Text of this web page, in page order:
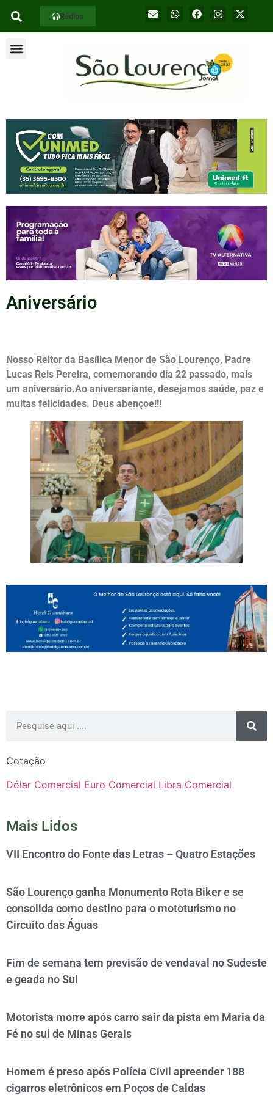
Rádios
Aniversário
Nosso Reitor da Basílica Menor de São Lourenço, Padre
Lucas Reis Pereira, comemorando dia 22 passado, mais
um aniversário.Ao aniversariante, desejamos saúde, paz e
muitas felicidades. Deus abençoe!!!
Cotação
Dólar Comercial Euro Comercial Libra Comercial
Mais Lidos
VII Encontro do Fonte das Letras – Quatro Estações
São Lourenço ganha Monumento Rota Biker e se
consolida como destino para o mototurismo no
Circuito das Águas
Fim de semana tem previsão de vendaval no Sudeste
e geada no Sul
Motorista morre após carro sair da pista em Maria da
Fé no sul de Minas Gerais
Homem é preso após Polícia Civil apreender 188
cigarros eletrônicos em Poços de Caldas